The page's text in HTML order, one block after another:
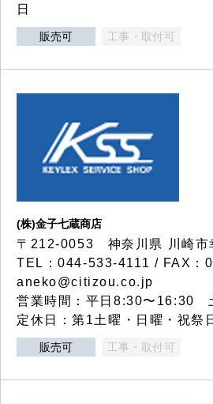
日
販売可 工事・取付可
(株)金子七蔵商店
〒212-0053 神奈川県 川崎市
TEL：044-533-4111 / FAX：
aneko@citizou.co.jp
営業時間：平日8:30〜16:30
定休日：第1土曜・日曜・祝祭
販売可 工事・取付可